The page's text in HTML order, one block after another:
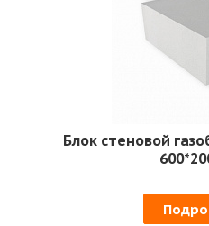
Блок стеновой